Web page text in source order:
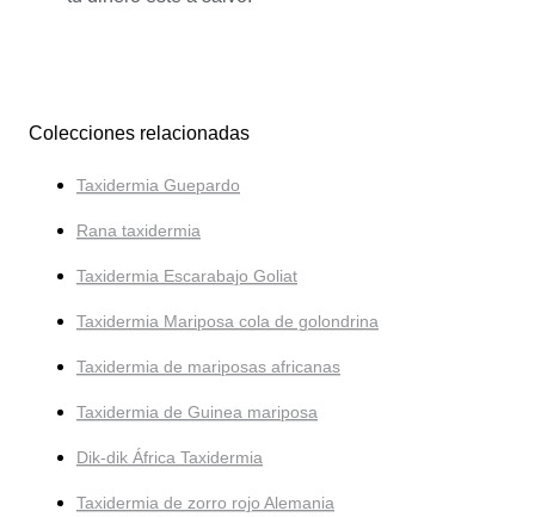
Colecciones relacionadas
Taxidermia Guepardo
Rana taxidermia
Taxidermia Escarabajo Goliat
Taxidermia Mariposa cola de golondrina
Taxidermia de mariposas africanas
Taxidermia de Guinea mariposa
Dik-dik África Taxidermia
Taxidermia de zorro rojo Alemania